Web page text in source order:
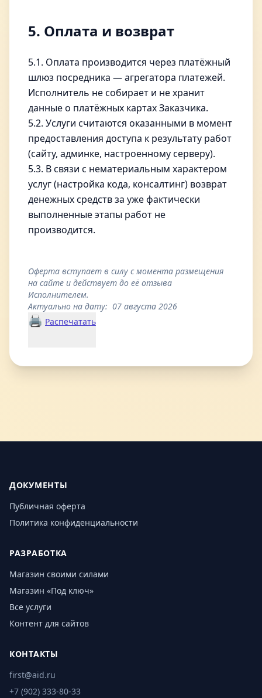
5. Оплата и возврат
5.1. Оплата производится через платёжный
шлюз посредника — агрегатора платежей.
Исполнитель не собирает и не хранит
данные о платёжных картах Заказчика.
5.2. Услуги считаются оказанными в момент
предоставления доступа к результату работ
(сайту, админке, настроенному серверу).
5.3. В связи с нематериальным характером
услуг (настройка кода, консалтинг) возврат
денежных средств за уже фактически
выполненные этапы работ не
производится.
Оферта вступает в силу с момента размещения
на сайте и действует до её отзыва
Исполнителем.
Актуально на дату: 07 августа 2026
🖨️ Распечатать
ДОКУМЕНТЫ
Публичная оферта
Политика конфиденциальности
РАЗРАБОТКА
Магазин своими силами
Магазин «Под ключ»
Все услуги
Контент для сайтов
КОНТАКТЫ
first@aid.ru
+7 (902) 333-80-33